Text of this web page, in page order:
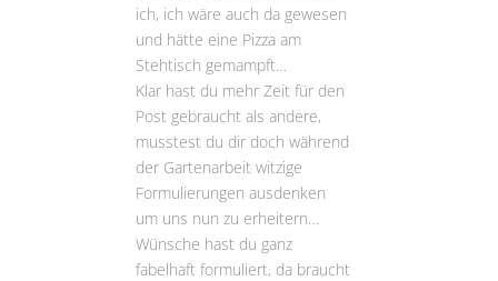
ich, ich wäre auch da gewesen
und hätte eine Pizza am
Stehtisch gemampft…
Klar hast du mehr Zeit für den
Post gebraucht als andere,
musstest du dir doch während
der Gartenarbeit witzige
Formulierungen ausdenken
um uns nun zu erheitern…
Wünsche hast du ganz
fabelhaft formuliert, da braucht